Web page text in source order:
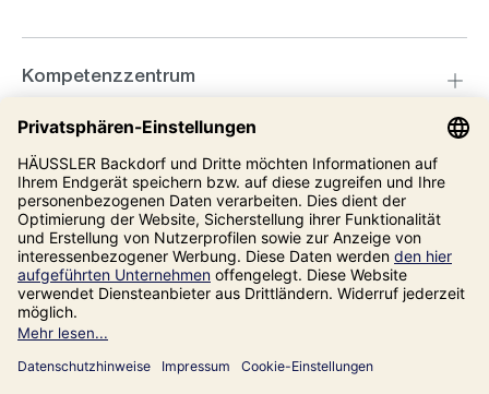
Kompetenzzentrum
Informationen
Unsere Adresse